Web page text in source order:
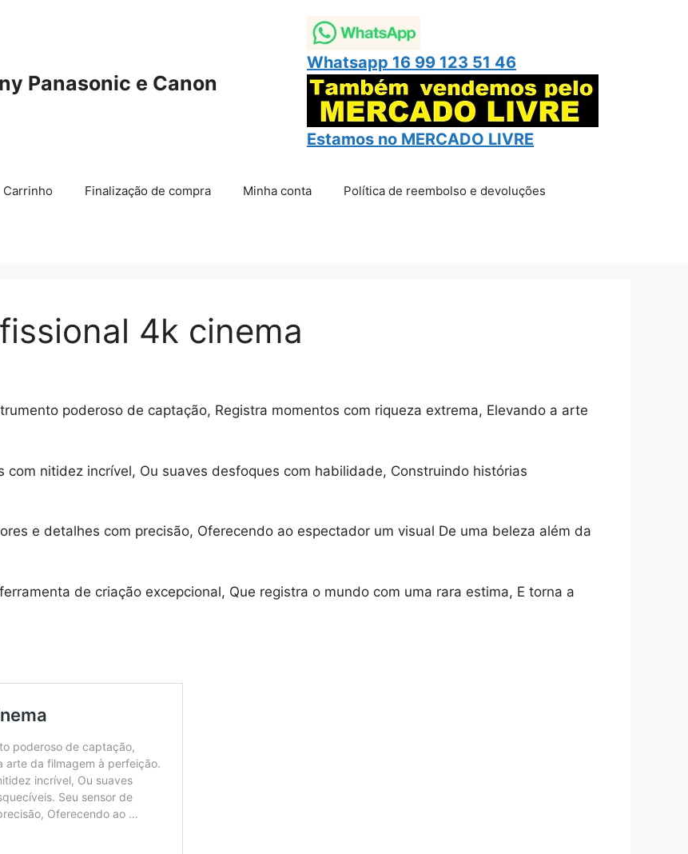
Panasonic e Canon
Whatsapp 16 99 123 51 46
Estamos no MERCADO LIVRE
Carrinho Finalização de compra Minha conta Política de reembolso e devoluções
4k cinema
poderoso de captação, Registra momentos com riqueza extrema, Elevando a arte
nitidez incrível, Ou suaves desfoques com habilidade, Construindo histórias
e detalhes com precisão, Oferecendo ao espectador um visual De uma beleza além da
de criação excepcional, Que registra o mundo com uma rara estima, E torna a